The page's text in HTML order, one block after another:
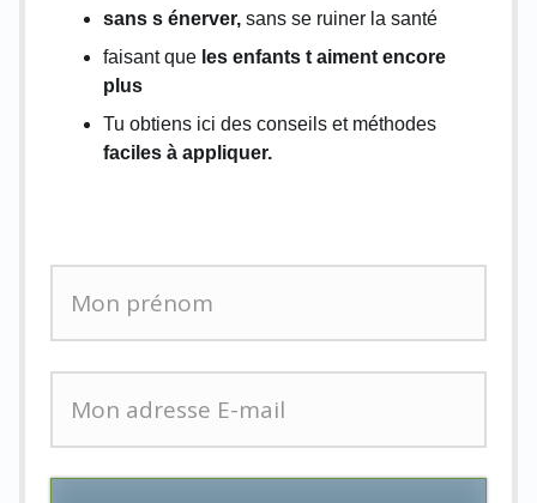
sans s énerver, sans se ruiner la santé
faisant que les enfants t aiment encore
plus
Tu obtiens ici des conseils et méthodes
faciles à appliquer.